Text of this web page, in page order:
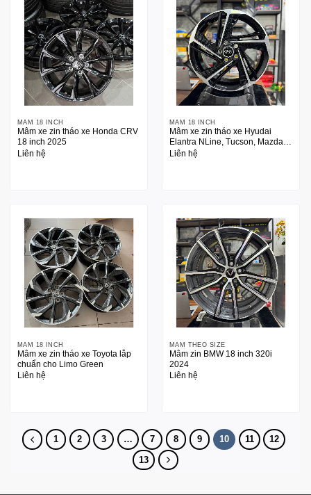
MÂM 18 INCH
Mâm xe zin tháo xe Honda CRV
18 inch 2025
Liên hệ
MÂM 18 INCH
Mâm xe zin tháo xe Hyudai
Elantra NLine, Tucson, Mazda,
Kia …
Liên hệ
MÂM 18 INCH
Mâm xe zin tháo xe Toyota lắp
chuẩn cho Limo Green
Liên hệ
MÂM THEO SIZE
Mâm zin BMW 18 inch 320i
2024
Liên hệ
1 2 3 … 7 8 9 10 11
12
13